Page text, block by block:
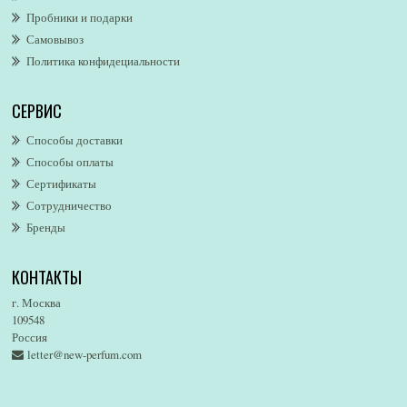
Alfred Dunhill
Alfred Ritchy
Alfred Sung
AllSaints
Alsayad
Altaia
Alvarez Gomez
Alviero Martini
Alyson Oldoini
American Eagle
Amore Segreto
Amorino
Amouage
Пробники и подарки
Самовывоз
Политика конфидециальности
СЕРВИС
Способы доставки
Способы оплаты
Сертификаты
Сотрудничество
Бренды
КОНТАКТЫ
г. Москва
109548
Россия
letter@new-perfum.com